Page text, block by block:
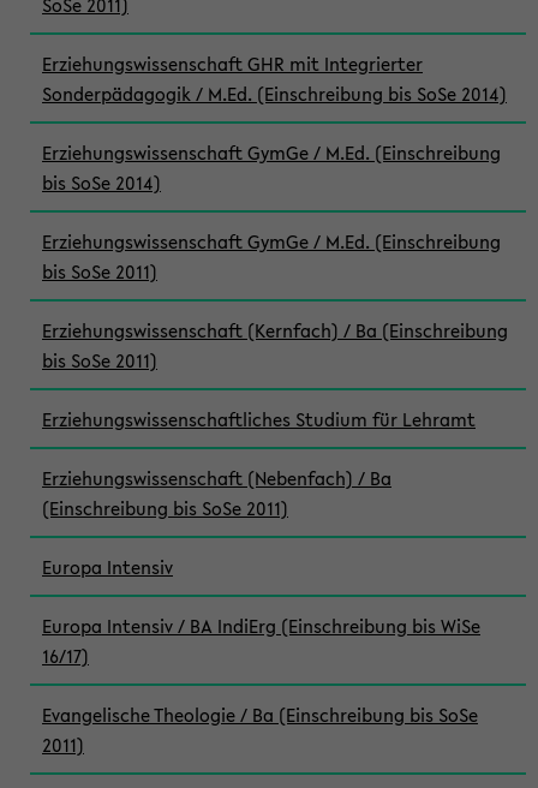
Erziehungswissenschaft GHR mit Integrierter
Sonderpädagogik / M.Ed. (Einschreibung bis SoSe 2014)
Erziehungswissenschaft GymGe / M.Ed. (Einschreibung
bis SoSe 2014)
Erziehungswissenschaft GymGe / M.Ed. (Einschreibung
bis SoSe 2011)
Erziehungswissenschaft (Kernfach) / Ba (Einschreibung
bis SoSe 2011)
Erziehungswissenschaftliches Studium für Lehramt
Erziehungswissenschaft (Nebenfach) / Ba
(Einschreibung bis SoSe 2011)
Europa Intensiv
Europa Intensiv / BA IndiErg (Einschreibung bis WiSe
16/17)
Evangelische Theologie / Ba (Einschreibung bis SoSe
2011)